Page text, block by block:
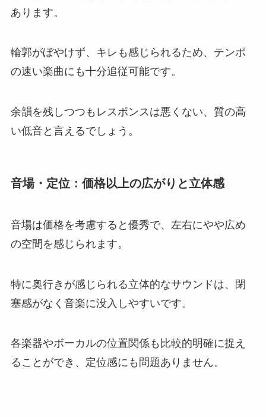
あります。
輪郭がぼやけず、キレも感じられるため、テンポ
の速い楽曲にも十分追従可能です。
余韻を残しつつもレスポンスは悪くない、質の高
い低音と言えるでしょう。
音場・定位：価格以上の広がりと立体感
音場は価格を考慮すると優秀で、左右にやや広め
の空間を感じられます。
特に奥行きが感じられる立体的なサウンドは、閉
塞感がなく音楽に没入しやすいです。
各楽器やボーカルの位置関係も比較的明確に捉え
ることができ、定位感にも問題ありません。